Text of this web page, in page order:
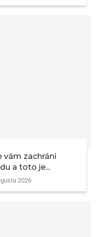
vám zachráni
a toto je...
2026